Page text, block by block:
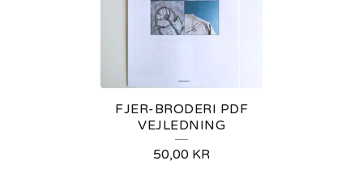
FJER-BRODERI PDF
VEJLEDNING
50,00 KR